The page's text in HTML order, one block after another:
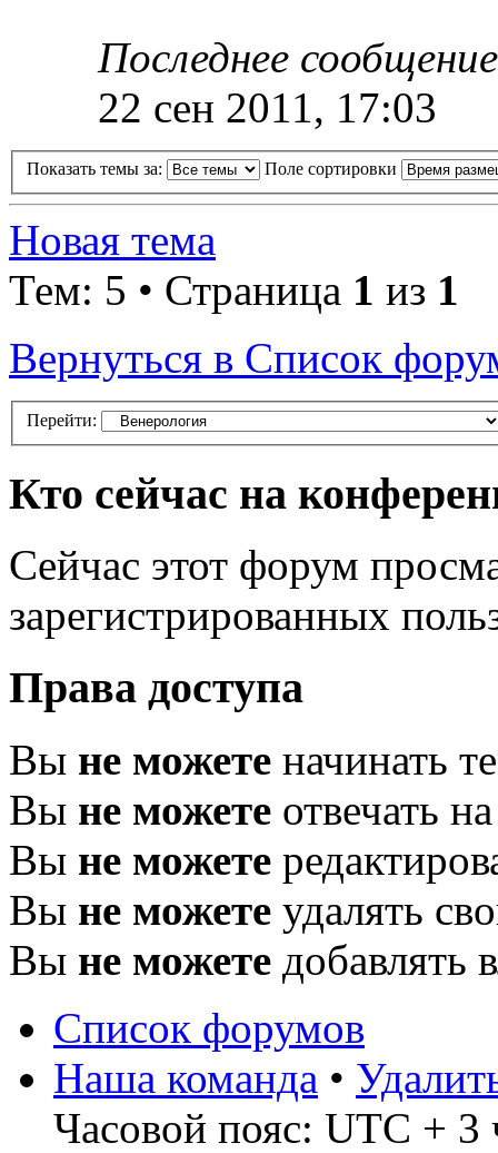
Последнее
22 сен 2011, 17:03
Показать темы за: Поле сортировки
Новая тема
Тем: 5 • Страница 1 из 1
Вернуться в Список
Перейти:
Кто сейчас на
Сейчас этот форум
зарегистрированных
Права доступа
Вы не можете начинать
Вы не можете отвечать
Вы не можете
Вы не можете удалять
Вы не можете добавлять
Список форумов
Наша команда •
Часовой пояс: UTC + 3